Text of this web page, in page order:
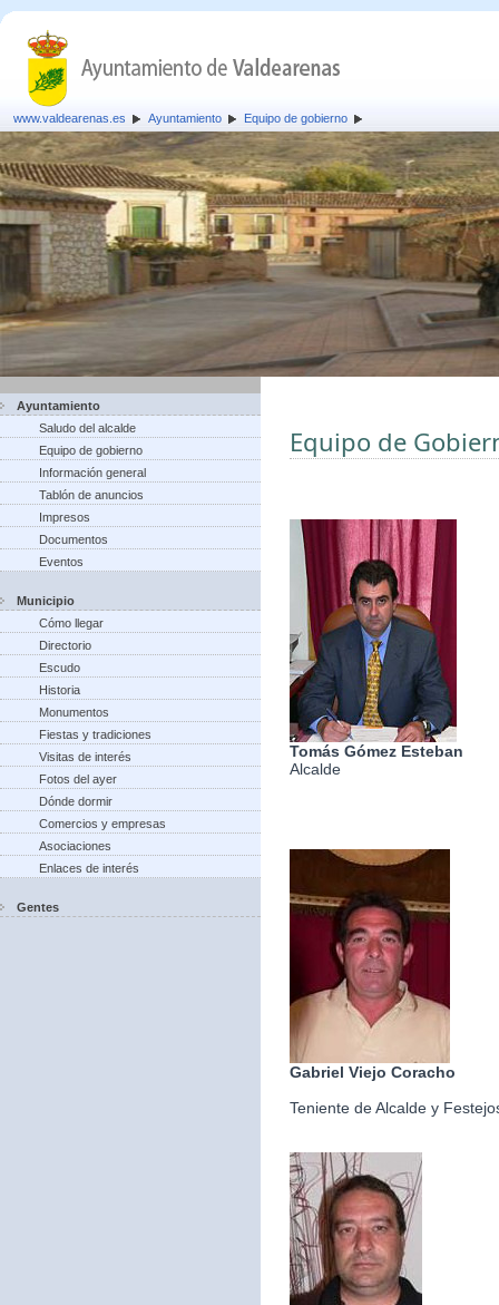
www.valdearenas.es Ayuntamiento Equipo de gobierno
Ayuntamiento
Saludo del alcalde
Equipo de gobierno
Información general
Tablón de anuncios
Impresos
Documentos
Eventos
Municipio
Cómo llegar
Directorio
Escudo
Historia
Monumentos
Fiestas y tradiciones
Visitas de interés
Fotos del ayer
Dónde dormir
Comercios y empresas
Asociaciones
Enlaces de interés
Gentes
Equipo de
Tomás Gómez Esteban
Alcalde
Gabriel Viejo Coracho
Teniente de Alcalde y